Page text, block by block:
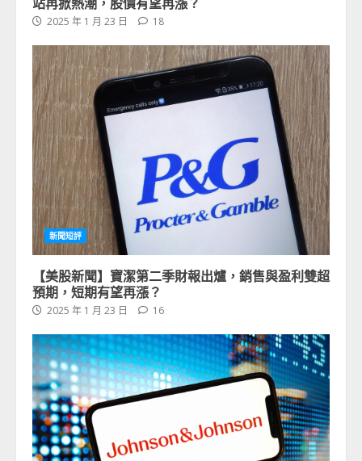
2025 年 1 月 23 日 18
新聞短評
【美股新聞】寶潔第二季財報出爐，銷售與盈利雙超
預期，短期有望再漲？
2025 年 1 月 23 日 16